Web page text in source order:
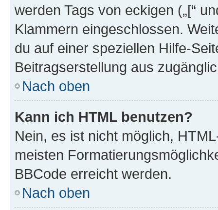
werden Tags von eckigen („[“
Klammern eingeschlossen.
du auf einer speziellen Hilfe-
Beitragserstellung aus
Nach oben
Kann ich HTML benutzen?
Nein, es ist nicht möglich,
meisten
BBCode erreicht werden.
Nach oben